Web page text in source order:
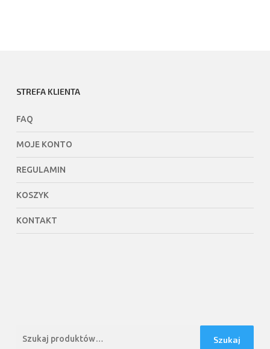
STREFA KLIENTA
FAQ
MOJE KONTO
REGULAMIN
KOSZYK
KONTAKT
Szukaj